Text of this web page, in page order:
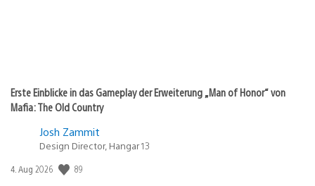
Erste Einblicke in das Gameplay der Erweiterung „Man of Honor“ von
Mafia: The Old Country
Josh Zammit
Design Director, Hangar 13
Veröffentlichungsdatum:
4. Aug 2026 89